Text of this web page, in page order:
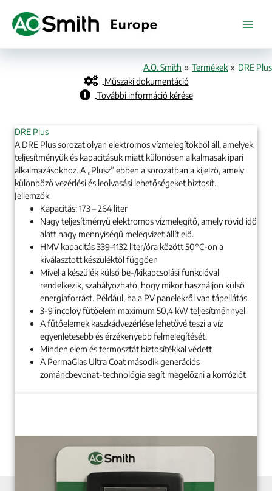
content
A.O. Smith » Termékek » DRE Plus
Műszaki dokumentáció
További információ kérése
DRE Plus
A DRE Plus sorozat olyan elektromos vízmelegítőkből áll, amelyek
teljesítményük és kapacitásuk miatt különösen alkalmasak ipari
alkalmazásokhoz. A „Plusz” ebben a sorozatban a kijelző, amely
különböző vezérlési és leolvasási lehetőségeket biztosít.
Jellemzők
Kapacitás: 173 – 264 liter
Nagy teljesítményű elektromos vízmelegítő, amely rövid idő
alatt nagy mennyiségű melegvizet állít elő.
HMV kapacitás 339–1132 liter/óra között 50°C-on a
kiválasztott készüléktől függően
Mivel a készülék külső be-/kikapcsolási funkcióval
rendelkezik, szabályozható, hogy mikor használjon külső
energiaforrást. Például, ha a PV panelekről van tápellátás.
3-9 incoloy fűtőelem maximum 50,4 kW teljesítménnyel
A fűtőelemek kaszkádvezérlése lehetővé teszi a víz
egyenletesebb és érzékenyebb felmelegítését.
Minden elem és termosztát biztosítékkal védett
A PermaGlas Ultra Coat második generációs
zománcbevonat-technológia segít megelőzni a korróziót